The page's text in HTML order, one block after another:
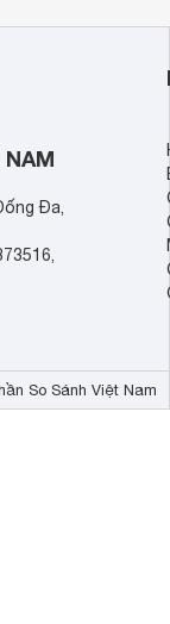
NAM
Đa,
So Sánh Việt Nam